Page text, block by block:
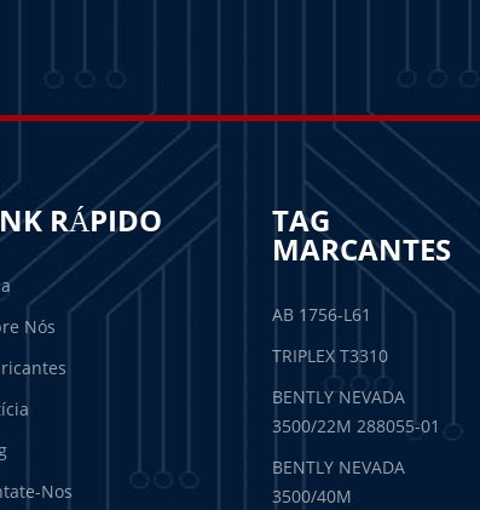
RÁPIDO
Nós
Nos
TAG
MARCANTES
AB 1756-L61
TRIPLEX T3310
BENTLY NEVADA
3500/22M 288055-01
BENTLY NEVADA
3500/40M